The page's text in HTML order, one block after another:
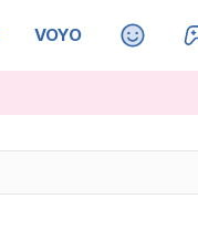
VOYO MAGAZIN